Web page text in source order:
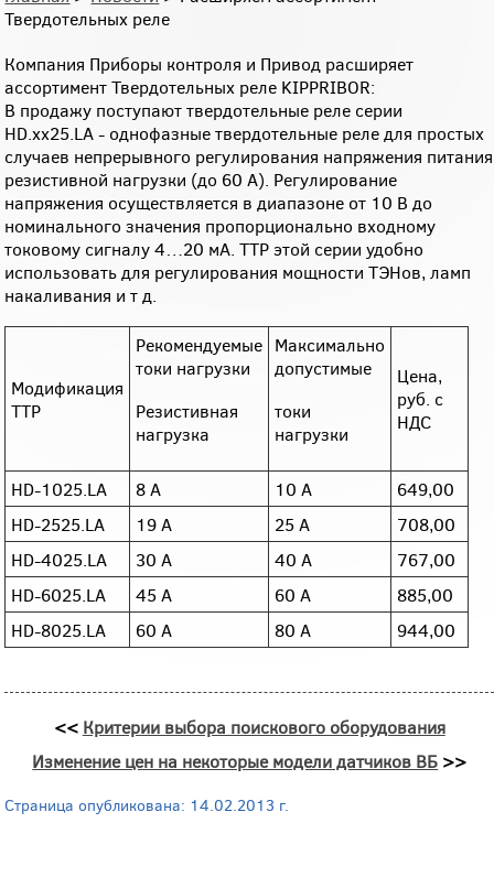
Твердотельных реле
Компания Приборы контроля и Привод расширяет
ассортимент Твердотельных реле KIPPRIBOR:
В продажу поступают твердотельные реле серии
HD.хх25.LA - однофазные твердотельные реле для простых
случаев непрерывного регулирования напряжения питания
резистивной нагрузки (до 60 А). Регулирование
напряжения осуществляется в диапазоне от 10 В до
номинального значения пропорционально входному
токовому сигналу 4…20 мА. ТТР этой серии удобно
использовать для регулирования мощности ТЭНов, ламп
накаливания и т д.
Модификация
ТТР
Рекомендуемые
токи нагрузки
Резистивная
нагрузка
Максимально
допустимые
токи
нагрузки
Цена,
руб. с
НДС
HD-1025.LA 8 A 10 A
649,00
HD-2525.LA
19 A 25 A
708,00
HD-4025.LA
30 A 40 A
767,00
HD-6025.LA
45 A 60 A
885,00
HD-8025.LA
60 A 80 A 944,00
<< Критерии выбора поискового оборудования
Изменение цен на некоторые модели датчиков ВБ >>
Страница опубликована: 14.02.2013 г.